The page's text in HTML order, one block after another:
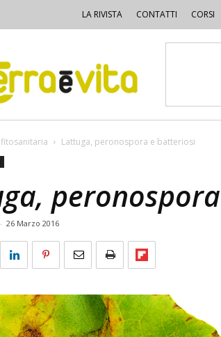
LA RIVISTA CONTATTI CORSI
Lattuga, peronospora e batteriosi
- 26 Marzo 2016